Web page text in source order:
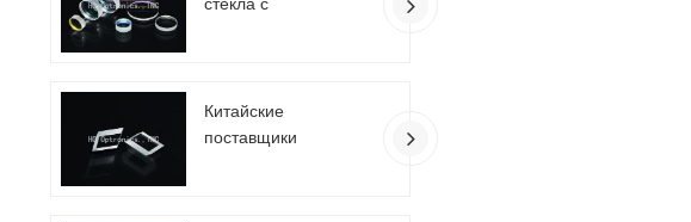
Китайские
поставщики